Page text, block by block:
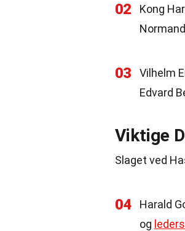
02
Kong
03
Vilhelm
Edvard
Viktige
Slaget ved
04
Harald
og